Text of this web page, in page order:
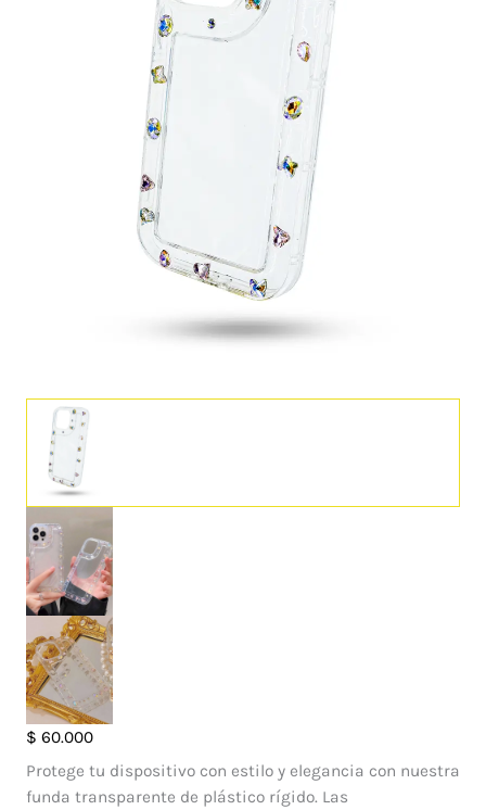
$ 60.000
Protege tu dispositivo con estilo y elegancia con nuestra
funda transparente de plástico rígido. Las
Case
Crystal
Iphone